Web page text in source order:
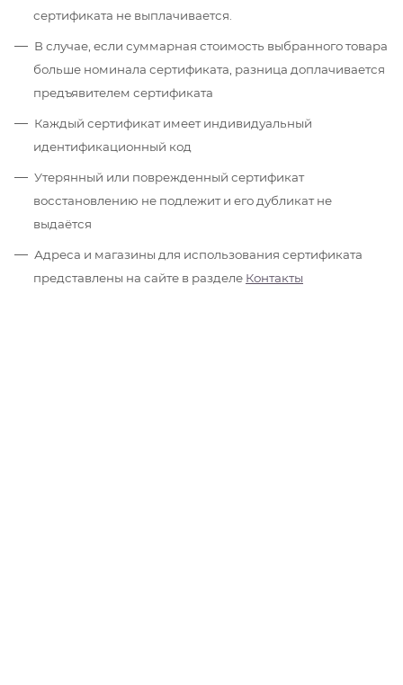
сертификата не выплачивается.
В случае, если суммарная стоимость выбранного товара
больше номинала сертификата, разница доплачивается
предъявителем сертификата
Каждый сертификат имеет индивидуальный
идентификационный код
Утерянный или поврежденный сертификат
восстановлению не подлежит и его дубликат не
выдаётся
Адреса и магазины для использования сертификата
представлены на сайте в разделе Контакты